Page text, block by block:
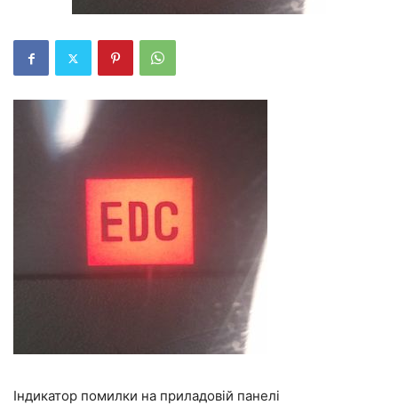
Індикатор помилки на приладовій панелі